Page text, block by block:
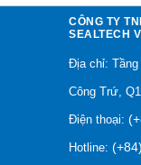
CÔNG TY
SEALTECH
Địa chỉ: Tầng
Công Trứ,
Điện thoại:
Hotline: